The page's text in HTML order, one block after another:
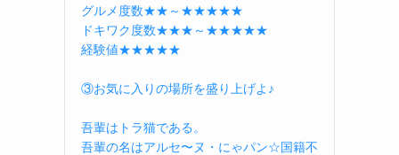
グルメ度数★★～★★★★★
ドキワク度数★★★～★★★★★
経験値★★★★★
③お気に入りの場所を盛り上げよ♪
吾輩はトラ猫である。
吾輩の名はアルセ〜ヌ・にゃパン☆国籍不